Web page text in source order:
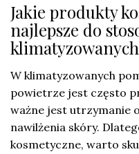
Jakie produkty
najlepsze do
W klimatyzowanych
powietrze jest często
ważne jest utrzymanie
nawilżenia skóry.
kosmetyczne, warto